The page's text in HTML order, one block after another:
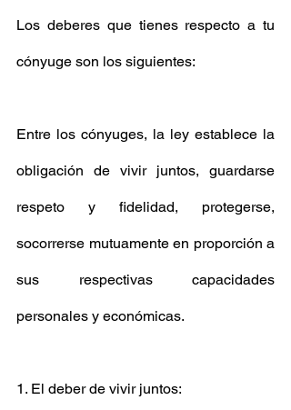
Los deberes que tienes respecto a tu
cónyuge son los siguientes:
Entre los cónyuges, la ley establece la
obligación de vivir juntos, guardarse
respeto y fidelidad, protegerse,
socorrerse mutuamente en proporción a
sus respectivas capacidades
personales y económicas.
1. El deber de vivir juntos: